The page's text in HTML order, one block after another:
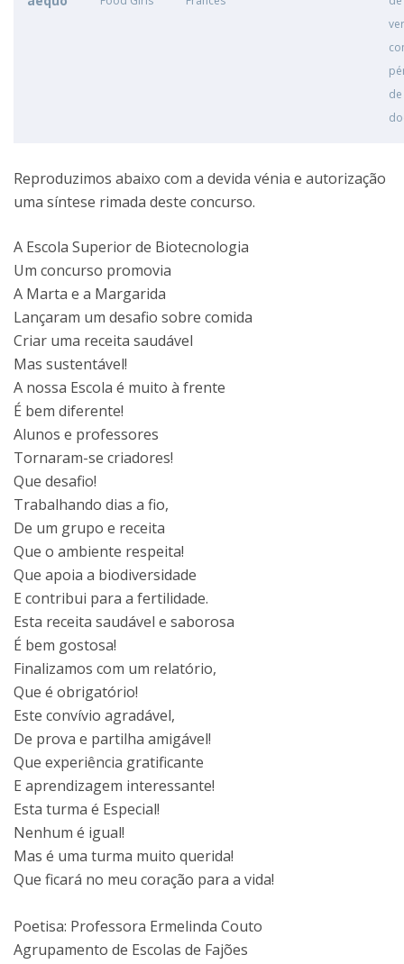
Reproduzimos abaixo com a devida vénia e autorização
uma síntese rimada deste concurso.
A Escola Superior de Biotecnologia
Um concurso promovia
A Marta e a Margarida
Lançaram um desafio sobre comida
Criar uma receita saudável
Mas sustentável!
A nossa Escola é muito à frente
É bem diferente!
Alunos e professores
Tornaram-se criadores!
Que desafio!
Trabalhando dias a fio,
De um grupo e receita
Que o ambiente respeita!
Que apoia a biodiversidade
E contribui para a fertilidade.
Esta receita saudável e saborosa
É bem gostosa!
Finalizamos com um relatório,
Que é obrigatório!
Este convívio agradável,
De prova e partilha amigável!
Que experiência gratificante
E aprendizagem interessante!
Esta turma é Especial!
Nenhum é igual!
Mas é uma turma muito querida!
Que ficará no meu coração para a vida!
Poetisa: Professora Ermelinda Couto
Agrupamento de Escolas de Fajões